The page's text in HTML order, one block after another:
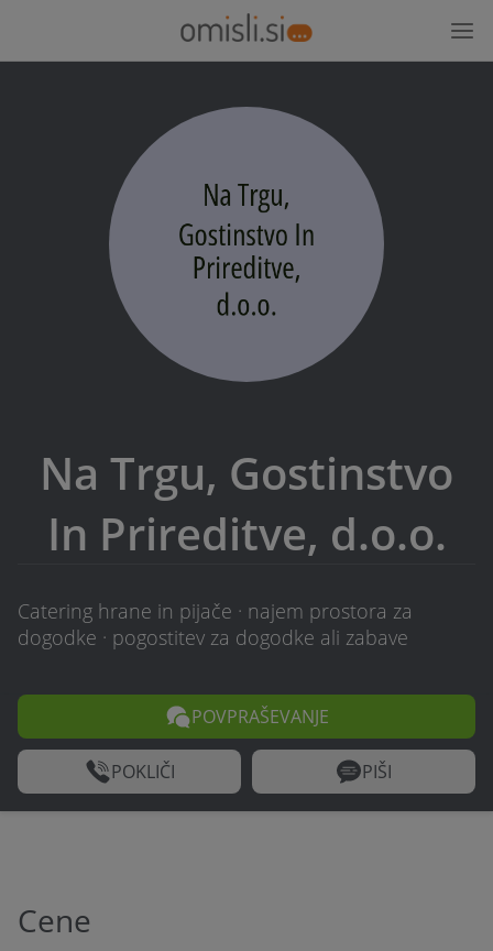
Na Trgu, Gostinstvo
In Prireditve, d.o.o.
Catering hrane in pijače · najem prostora za
dogodke · pogostitev za dogodke ali zabave
POVPRAŠEVANJE
POKLIČI PIŠI
Cene